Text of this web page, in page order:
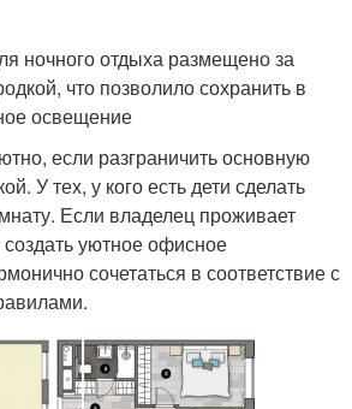
ночного отдыха размещено за
что позволило сохранить в
освещение
если разграничить основную
У тех, у кого есть дети сделать
Если владелец проживает
уютное офисное
сочетаться в соответствие с